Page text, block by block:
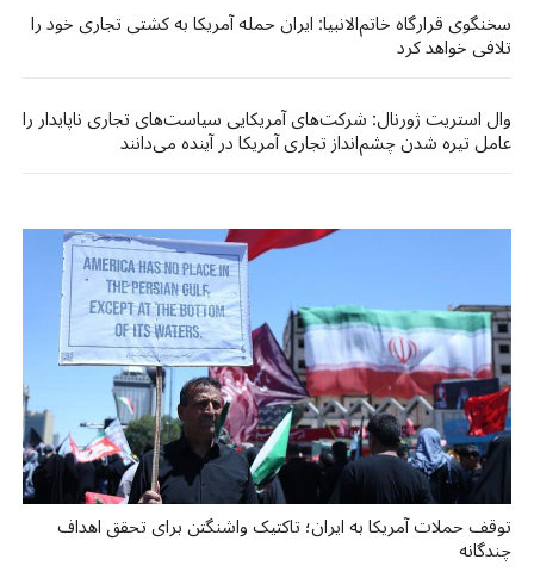
سخنگوی قرارگاه خاتم‌الانبیا: ایران حمله آمریکا به کشتی تجاری خود را
تلافی خواهد کرد
وال استریت ژورنال: شرکت‌های آمریکایی سیاست‌های تجاری ناپایدار را
عامل تیره شدن چشم‌انداز تجاری آمریکا در آینده می‌دانند
توقف حملات آمریکا به ایران؛ تاکتیک واشنگتن برای تحقق اهداف
چندگانه